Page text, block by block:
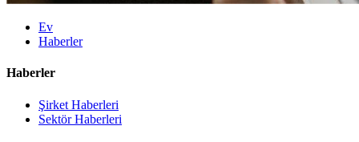
Ev
Haberler
Haberler
Şirket Haberleri
Sektör Haberleri